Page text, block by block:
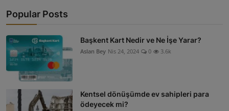
Popular Posts
Başkent Kart Nedir ve Ne İşe Yarar?
Aslan Bey Nis 24, 2024 0 3.6k
Kentsel dönüşümde ev sahipleri para
ödeyecek mi?